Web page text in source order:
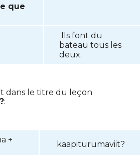
que
Ils font du
bateau tous les
deux.
dans le titre du leçon
:
+
kaapiturumaviit?